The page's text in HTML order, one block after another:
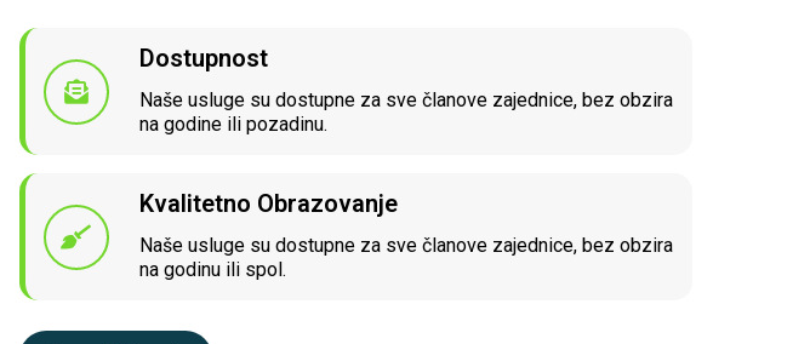
Dostupnost
Naše usluge su dostupne za sve članove zajednice, bez obzira
na godine ili pozadinu.
Kvalitetno Obrazovanje
Naše usluge su dostupne za sve članove zajednice, bez obzira
na godinu ili spol.